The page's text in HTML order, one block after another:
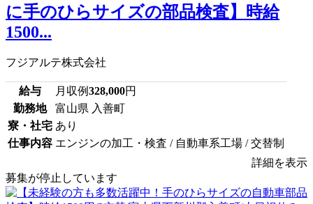
に手のひらサイズの部品検査】時給
1500...
フジアルテ株式会社
給与 月収例328,000円
勤務地
富山県 入善町
寮・社宅 あり
仕事内容 エンジンの加工・検査 / 自動車系工場 / 交替制
詳細を表示
募集が停止しています